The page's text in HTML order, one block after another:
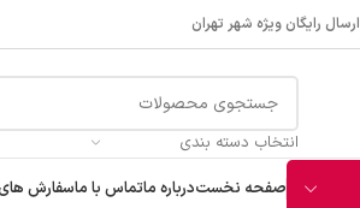
ارسال رایگان ویژه شهر تهران
انتخاب دسته بندی
صفحه نخستدرباره ماتماس با ماسفارش های